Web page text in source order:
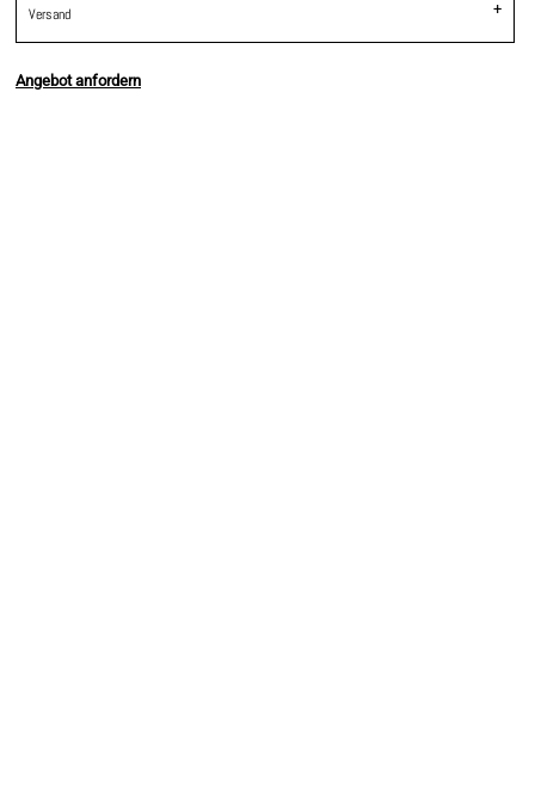
Versand
Angebot anfordern